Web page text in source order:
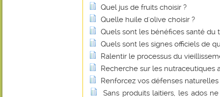
Quel jus de fruits choisir ?
Quelle huile d'olive choisir ?
Quels sont les bénéfices santé du
Quels sont les signes officiels de
Ralentir le processus du
Recherche sur les nutraceutiques
Renforcez vos défenses naturelles
Sans produits laitiers, les ados